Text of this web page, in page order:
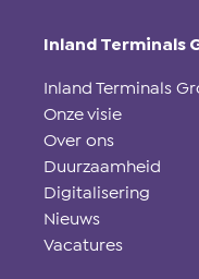
Inland Terminals
Inland Terminals
Onze visie
Over ons
Duurzaamheid
Digitalisering
Nieuws
Vacatures